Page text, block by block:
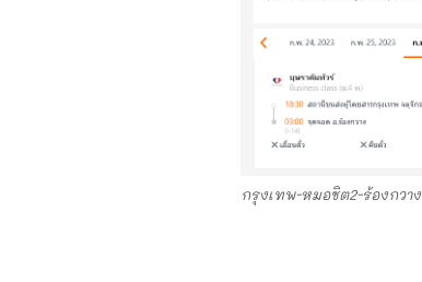
กรุงเทพ-หมอชิต2-ร้องกวาง